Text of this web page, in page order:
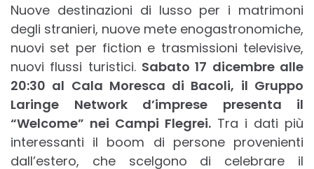
Nuove destinazioni di lusso per i matrimoni
degli stranieri, nuove mete enogastronomiche,
nuovi set per fiction e trasmissioni televisive,
nuovi flussi turistici. Sabato 17 dicembre alle
20:30 al Cala Moresca di Bacoli, il Gruppo
Laringe Network d’imprese presenta il
“Welcome” nei Campi Flegrei. Tra i dati più
interessanti il boom di persone provenienti
dall’estero, che scelgono di celebrare il